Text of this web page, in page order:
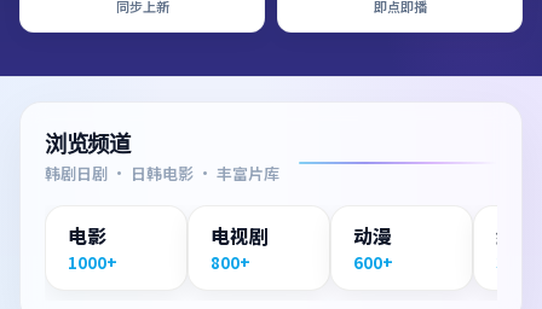
同步上新 即点即播
浏览频道
韩剧日剧 · 日韩电影 · 丰富片库
电影
1000+
电视剧
800+
动漫
600+
纪录
300+